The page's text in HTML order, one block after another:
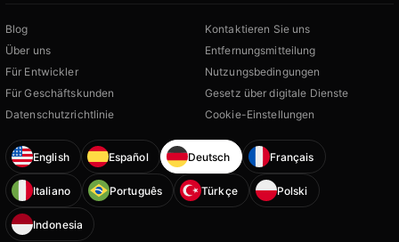
Blog
Über uns
Für Entwickler
Für Geschäftskunden
Datenschutzrichtlinie
Kontaktieren Sie uns
Entfernungsmitteilung
Nutzungsbedingungen
Gesetz über digitale Dienste
Cookie-Einstellungen
English Español Deutsch Français
Italiano Português Türkçe Polski
Indonesia